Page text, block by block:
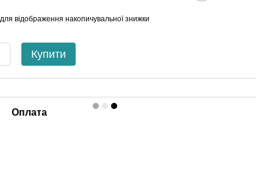
для відображення накопичувальної знижки
Купити
Оплата